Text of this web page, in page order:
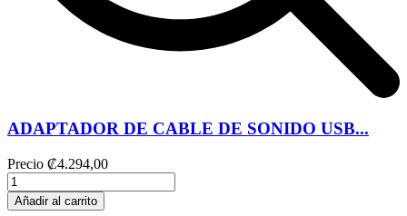
ADAPTADOR DE CABLE DE SONIDO USB...
Precio ₡4.294,00
Añadir al carrito